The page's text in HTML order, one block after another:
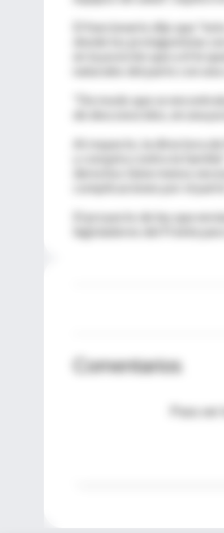
El funcionario dijo que
"De modo que se
Al respecto, la directora
derechos tiene menos
El proyecto de ley que
Comentarios
Para